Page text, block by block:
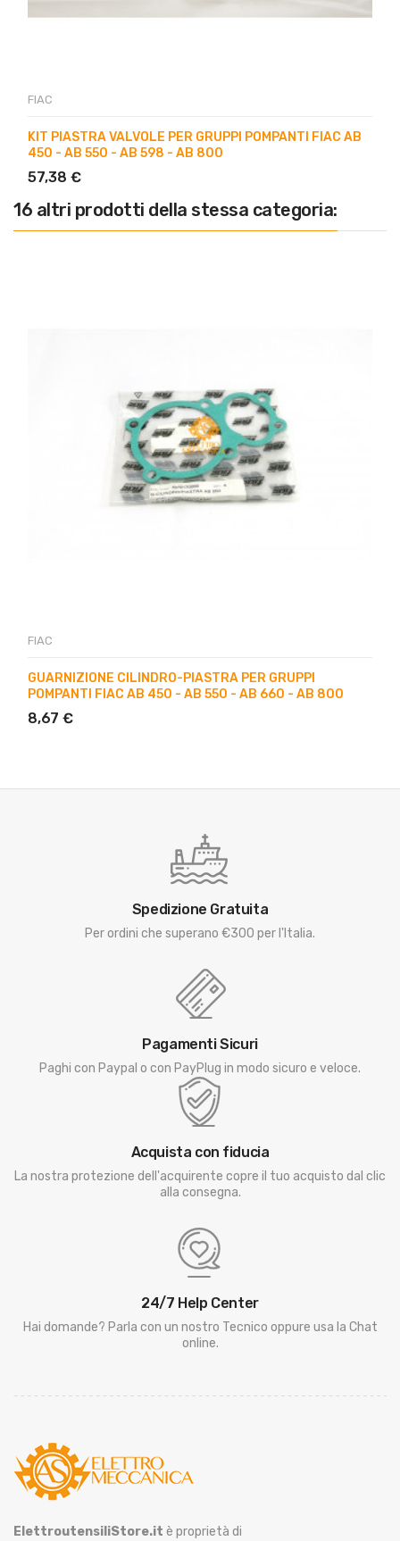
FIAC
KIT PIASTRA VALVOLE PER GRUPPI POMPANTI FIAC AB
450 - AB 550 - AB 598 - AB 800
57,38 €
16 altri prodotti della stessa categoria:
FIAC
GUARNIZIONE CILINDRO-PIASTRA PER GRUPPI
POMPANTI FIAC AB 450 - AB 550 - AB 660 - AB 800
8,67 €
Spedizione Gratuita
Per ordini che superano €300 per l'Italia.
Pagamenti Sicuri
Paghi con Paypal o con PayPlug in modo sicuro e veloce.
Acquista con fiducia
La nostra protezione dell'acquirente copre il tuo acquisto dal clic
alla consegna.
24/7 Help Center
Hai domande? Parla con un nostro Tecnico oppure usa la Chat
online.
ElettroutensiliStore.it è proprietà di